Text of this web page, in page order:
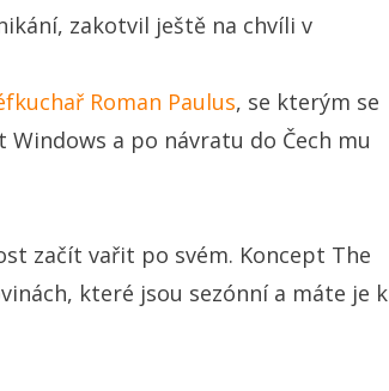
zakotvil ještě na chvíli v
Roman Paulus, se kterým se
a po návratu do Čech mu
začít vařit po svém. Koncept The
které jsou sezónní a máte je k